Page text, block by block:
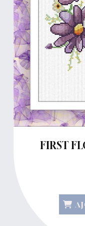
FIRST